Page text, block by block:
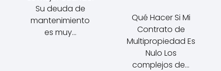
Su deuda de
mantenimiento
es muy…
Qué Hacer Si Mi
Contrato de
Multipropiedad Es
Nulo Los
complejos de…